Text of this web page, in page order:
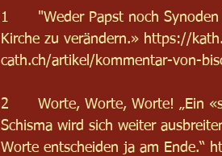
1      "Weder Papst noch
Kirche zu verändern.» https://
cath.ch/artikel/kommentar-von-
2      Worte, Worte, Worte! „Ein
Schisma wird sich weiter
Worte entscheiden ja am Ende.“